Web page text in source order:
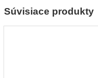
Súvisiace produkty